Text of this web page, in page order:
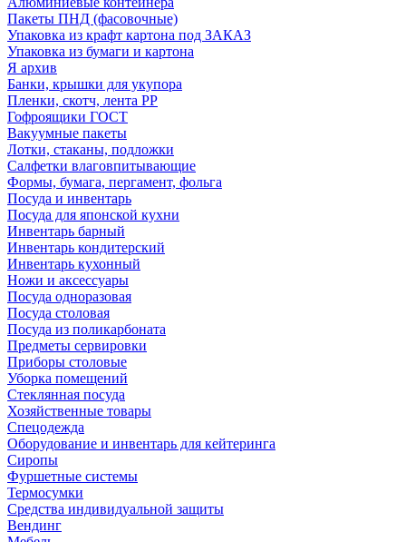
Пакеты ПНД (фасовочные)
Упаковка из крафт картона под ЗАКАЗ
Упаковка из бумаги и картона
Я архив
Банки, крышки для укупора
Пленки, скотч, лента РР
Гофроящики ГОСТ
Вакуумные пакеты
Лотки, стаканы, подложки
Салфетки влаговпитывающие
Формы, бумага, пергамент, фольга
Посуда и инвентарь
Посуда для японской кухни
Инвентарь барный
Инвентарь кондитерский
Инвентарь кухонный
Ножи и аксессуары
Посуда одноразовая
Посуда столовая
Посуда из поликарбоната
Предметы сервировки
Приборы столовые
Уборка помещений
Стеклянная посуда
Хозяйственные товары
Спецодежда
Оборудование и инвентарь для кейтеринга
Сиропы
Фуршетные системы
Термосумки
Средства индивидуальной защиты
Вендинг